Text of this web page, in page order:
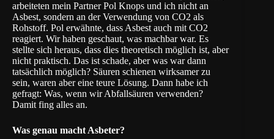
arbeiteten mein Partner Pol Knops und ich nicht an
Asbest, sondern an der Verwendung von CO2 als
Rohstoff. Pol erwähnte, dass Asbest auch mit CO2
reagiert. Wir haben geschaut, was machbar war. Es
stellte sich heraus, dass dies theoretisch möglich ist, aber
nicht praktisch. Das ist schade, aber was war dann
tatsächlich möglich? Säuren schienen wirksamer zu
sein, waren aber eine teure Lösung. Dann habe ich
gefragt: Was, wenn wir Abfallsäuren verwenden?
Damit fing alles an.
Was genau macht Asbeter?